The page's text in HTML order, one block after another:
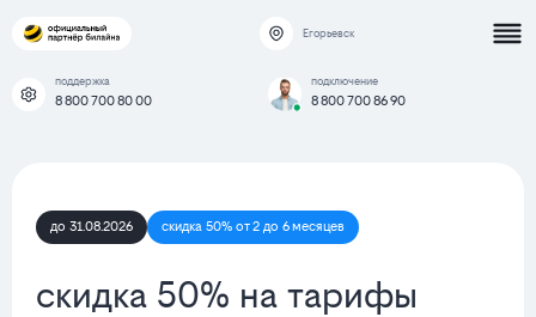
Егорьевск
поддержка
8 800 700 80 00
подключение
8 800 700 86 90
до 31.08.2026 скидка 50% от 2 до 6 месяцев
скидка 50% на тарифы